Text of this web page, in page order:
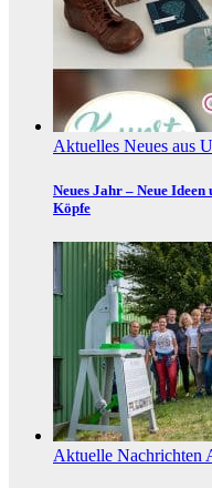
Aktuelles Neues aus
Neues Jahr – Neue
Köpfe
Aktuelle Nachrichten